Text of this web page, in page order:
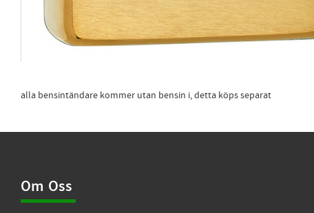
alla bensintändare kommer utan bensin i, detta köps separat
Om Oss